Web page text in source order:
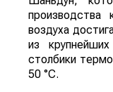
производства
воздуха
из
столбики
50 °C.